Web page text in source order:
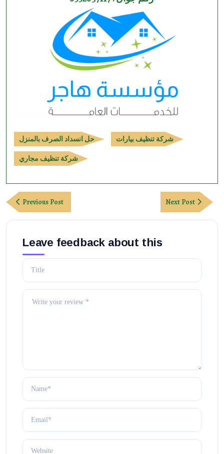
حل انسداد الصرف بالمنزل شركة تنظيف بيارات
شركة تنظيف مجاري
Post
navigation
Previous PostPrevious
Post
Next Post
Next
Post
Leave feedback about this